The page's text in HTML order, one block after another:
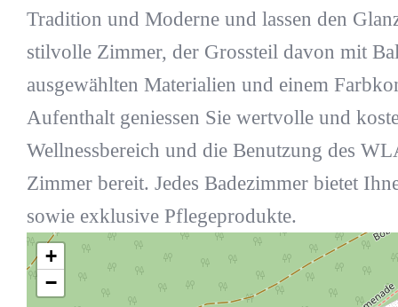
Tradition und Moderne und lassen den
stilvolle Zimmer, der Grossteil davon mit
ausgewählten Materialien und einem
Aufenthalt geniessen Sie wertvolle und
Wellnessbereich und die Benutzung des
Zimmer bereit. Jedes Badezimmer bietet
sowie exklusive Pflegeprodukte.
+
−